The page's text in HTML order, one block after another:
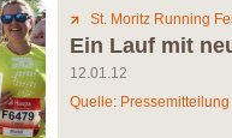
St. Moritz Running
Ein Lauf mit
12.01.12
Quelle: Pressemitteilung